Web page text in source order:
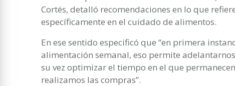
Cortés, detalló recomendaciones en lo que
específicamente en el cuidado de alimentos.
En ese sentido especificó que “en primera
alimentación semanal, eso permite
su vez optimizar el tiempo en el que
realizamos las compras”.